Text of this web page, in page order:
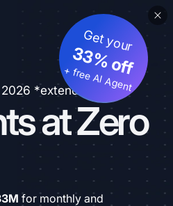
*extended
at Zero
Get your
33% off
+ free AI Agent
for monthly and